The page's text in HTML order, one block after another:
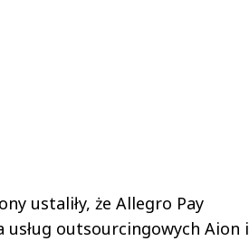
ustaliły, że Allegro Pay
usług outsourcingowych Aion i